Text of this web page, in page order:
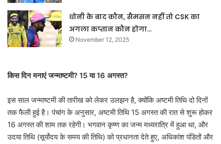
धोनी के बाद कौन, सैमसन नहीं तो CSK का
अगला कप्तान कौन होगा…
November 12, 2025
किस दिन मनाएं जन्माष्टमी? 15 या 16 अगस्त?
इस साल जन्माष्टमी की तारीख को लेकर उलझन है, क्योंकि अष्टमी तिथि दो दिनों
तक फैली हुई है। पंचांग के अनुसार, अष्टमी तिथि 15 अगस्त की रात से शुरू होकर
16 अगस्त की शाम तक रहेगी। भगवान कृष्ण का जन्म मध्यरात्रि में हुआ था, और
उदया तिथि (सूर्योदय के समय की तिथि) को प्रधानता देते हुए, अधिकांश पंडितों और